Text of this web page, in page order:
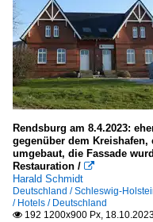
Rendsburg am 8.4.2023:
gegenüber dem Kreishafen,
umgebaut, die Fassade
Restauration / 
Harald Schmidt
Deutschland / Schleswig-
/ Hotels / Deutschland
 192 1200x900 Px,